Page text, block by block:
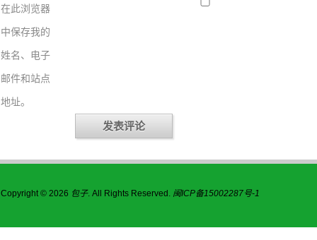
在此浏览器
中保存我的
姓名、电子
邮件和站点
地址。
Copyright © 2026 包子. All Rights Reserved. 闽ICP备15002287号-1